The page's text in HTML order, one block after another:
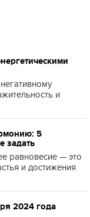
и
5
задать
равновесие — это
и достижения
2024 года